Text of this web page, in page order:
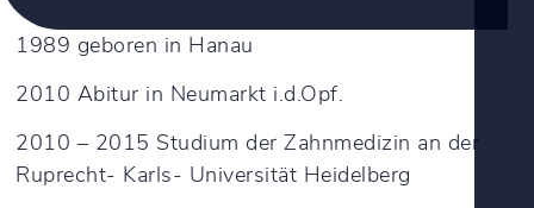
1989 geboren in Hanau
2010 Abitur in Neumarkt i.d.Opf.
2010 – 2015 Studium der Zahnmedizin an der
Ruprecht- Karls- Universität Heidelberg